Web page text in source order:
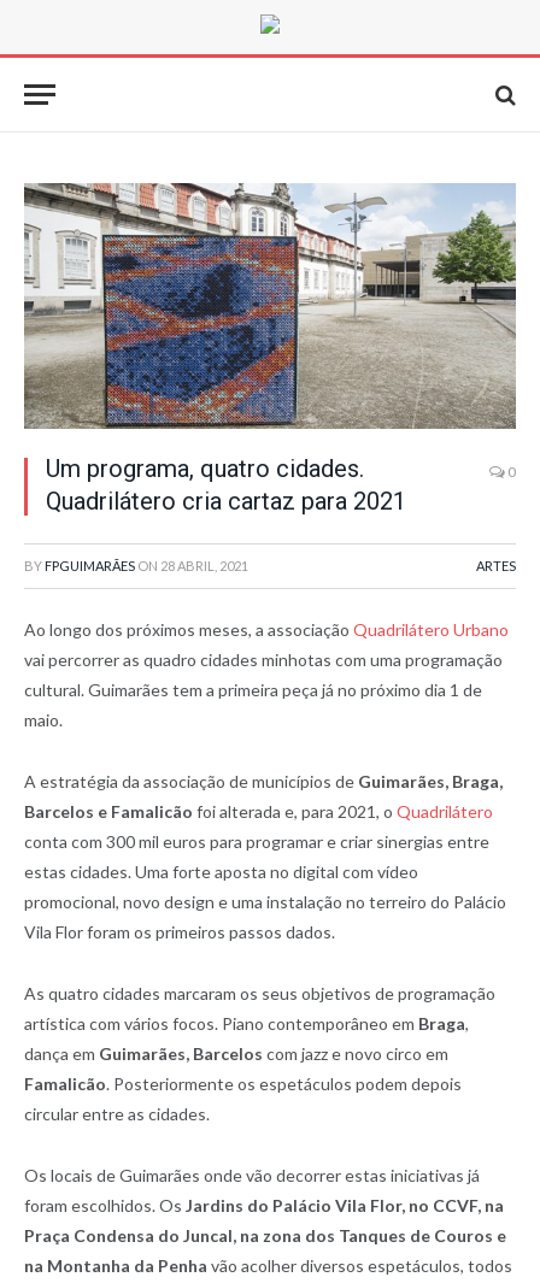
Um programa, quatro cidades.
Quadrilátero cria cartaz para 2021
0
BY FPGUIMARÃES ON 28 ABRIL, 2021 ARTES
Ao longo dos próximos meses, a associação Quadrilátero Urbano
vai percorrer as quadro cidades minhotas com uma programação
cultural. Guimarães tem a primeira peça já no próximo dia 1 de
maio.
A estratégia da associação de municípios de Guimarães, Braga,
Barcelos e Famalicão foi alterada e, para 2021, o Quadrilátero
conta com 300 mil euros para programar e criar sinergias entre
estas cidades. Uma forte aposta no digital com vídeo
promocional, novo design e uma instalação no terreiro do Palácio
Vila Flor foram os primeiros passos dados.
As quatro cidades marcaram os seus objetivos de programação
artística com vários focos. Piano contemporâneo em Braga,
dança em Guimarães, Barcelos com jazz e novo circo em
Famalicão. Posteriormente os espetáculos podem depois
circular entre as cidades.
Os locais de Guimarães onde vão decorrer estas iniciativas já
foram escolhidos. Os Jardins do Palácio Vila Flor, no CCVF, na
Praça Condensa do Juncal, na zona dos Tanques de Couros e
na Montanha da Penha vão acolher diversos espetáculos, todos